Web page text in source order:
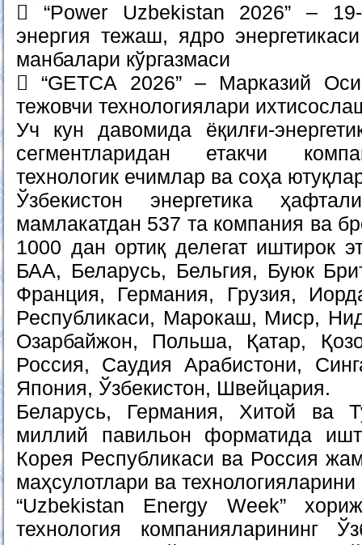
 “Power Uzbekistan 2026” – 19-
энергия тежаш, ядро
манбалари кўргазмаси
 “GETCA 2026” – Марказий
тежовчи технологиялари
Уч кун давомида ёқилғи-
сегментларидан етакчи
технологик ечимлар ва соҳа
Ўзбекистон энергетика
мамлакатдан 537 та компания ва
1000 дан ортиқ делегат иштирок
БАА, Беларусь, Бельгия, Буюк
Франция, Германия, Грузия,
Республикаси, Марокаш, Миср,
Озарбайжон, Польша, Қатар,
Россия, Саудия Арабистони,
Япония, Ўзбекистон, Швейцария.
Беларусь, Германия, Хитой ва
миллий павильон форматида
Корея Республикаси ва Россия
маҳсулотлари ва
“Uzbekistan Energy Week”
технология компанияларининг